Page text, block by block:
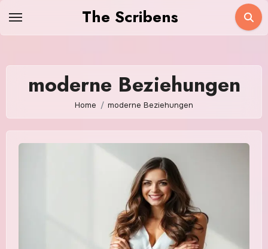
The Scribens
moderne Beziehungen
Home moderne Beziehungen